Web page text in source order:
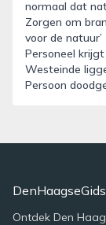
normaal dat
Zorgen om
voor de natuur’
Personeel
Westeinde
Persoon
Ontdek Den